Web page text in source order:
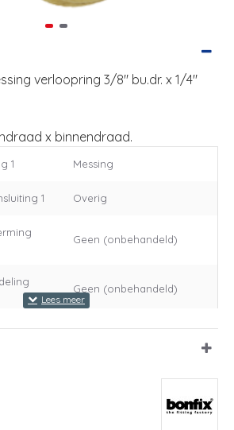
verloopring 3/8" bu.dr. x 1/4"
x binnendraad.
1 Messing
1 Overig
Geen (onbehandeld)
Geen (onbehandeld)
2 Messing
Geen (onbehandeld)